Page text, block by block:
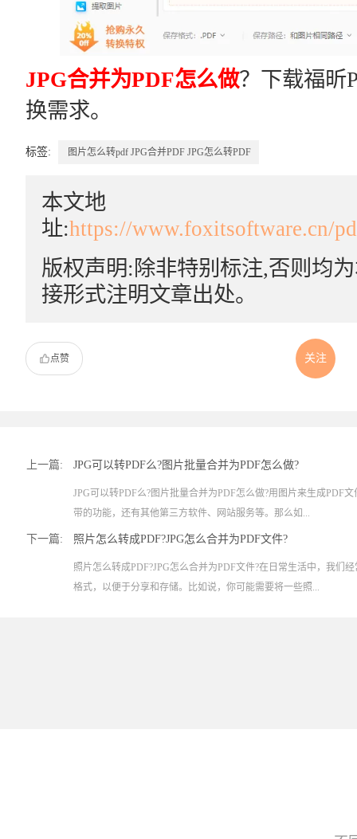
JPG合并为PDF怎么做？下载福昕
换需求。
标签: 图片怎么转pdf JPG合并PDF JPG怎么转PDF
本文地
址:https://www.foxitsoftware.cn/
版权声明:除非特别标注,否则均
接形式注明文章出处。
点赞 关注
上一篇: JPG可以转PDF么?图片批量合并为PDF怎么做?
JPG可以转PDF么?图片批量合并为PDF怎么做?用图片来生成PDF
带的功能，还有其他第三方软件、网站服务等。那么如...
下一篇: 照片怎么转成PDF?JPG怎么合并为PDF文件?
照片怎么转成PDF?JPG怎么合并为PDF文件?在日常生活中，我们
格式，以便于分享和存储。比如说，你可能需要将一些照...